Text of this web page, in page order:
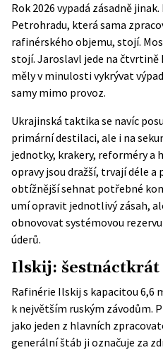
Rok 2026 vypadá zásadně
Petrohradu, která sama
rafinérského objemu, stojí.
stojí. Jaroslavl jede na čtvrtině
měly v minulosti vykrývat
samy mimo provoz.
Ukrajinská taktika se navíc
primární destilaci, ale i na
jednotky, krakery, reforméry a
opravy jsou dražší, trvají déle a
obtížnější sehnat potřebné
umí opravit jednotlivý zásah,
obnovovat systémovou
úderů.
Ilskij: šestnáctkrát
Rafinérie Ilskij s kapacitou 6,6
k největším ruským závodům.
jako jeden z hlavních
generální štáb ji označuje za